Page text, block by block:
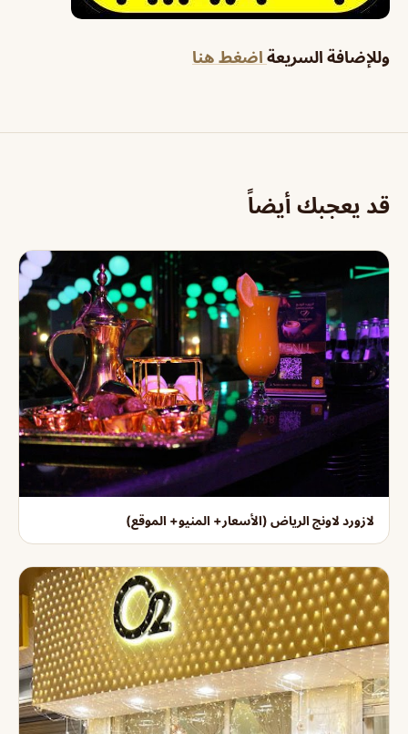
وللإضافة السريعة اضغط هنا
قد يعجبك أيضاً
لازورد لاونج الرياض (الأسعار+ المنيو+ الموقع)